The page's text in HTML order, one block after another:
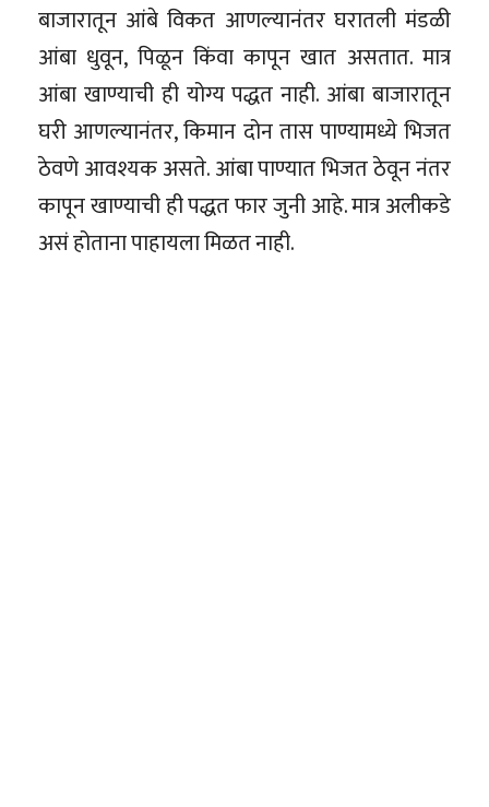
बाजारातून आंबे विकत आणल्यानंतर घरातली मंडळी
आंबा धुवून, पिळून किंवा कापून खात असतात. मात्र
आंबा खाण्याची ही योग्य पद्धत नाही. आंबा बाजारातून
घरी आणल्यानंतर, किमान दोन तास पाण्यामध्ये भिजत
ठेवणे आवश्यक असते. आंबा पाण्यात भिजत ठेवून नंतर
कापून खाण्याची ही पद्धत फार जुनी आहे. मात्र अलीकडे
असं होताना पाहायला मिळत नाही.